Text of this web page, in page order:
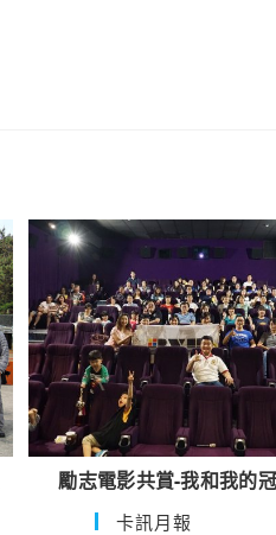
勵志電影共賞-我和我的
卡訊月報